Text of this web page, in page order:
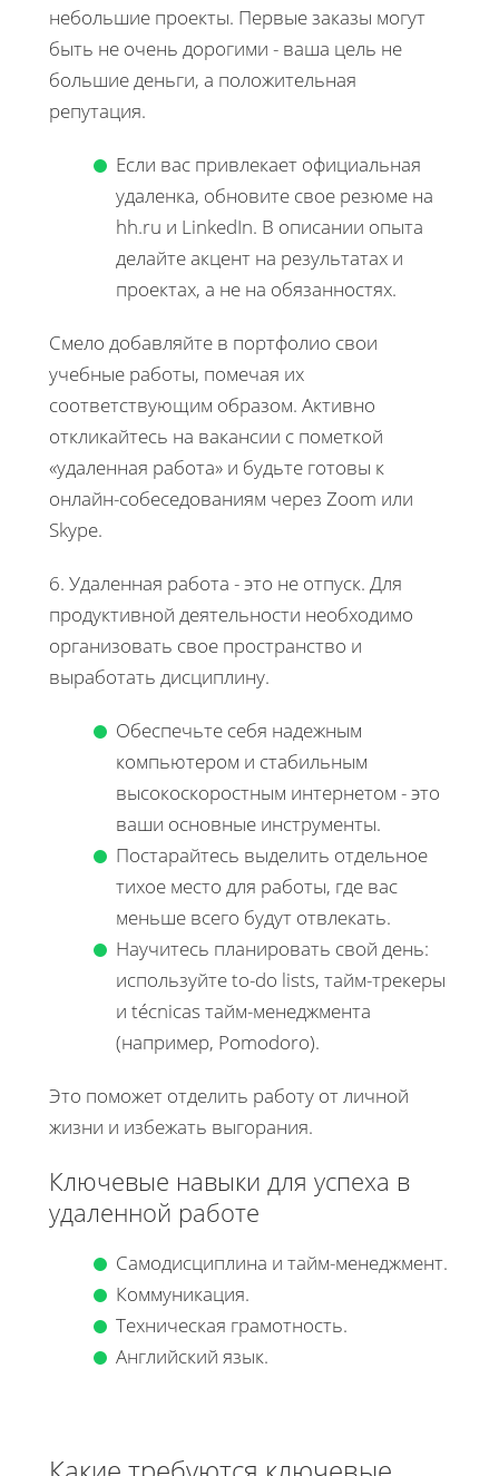
небольшие проекты. Первые заказы могут
быть не очень дорогими - ваша цель не
большие деньги, а положительная
репутация.
Если вас привлекает официальная
удаленка, обновите свое резюме на
hh.ru и LinkedIn. В описании опыта
делайте акцент на результатах и
проектах, а не на обязанностях.
Смело добавляйте в портфолио свои
учебные работы, помечая их
соответствующим образом. Активно
откликайтесь на вакансии с пометкой
«удаленная работа» и будьте готовы к
онлайн-собеседованиям через Zoom или
Skype.
6. Удаленная работа - это не отпуск. Для
продуктивной деятельности необходимо
организовать свое пространство и
выработать дисциплину.
Обеспечьте себя надежным
компьютером и стабильным
высокоскоростным интернетом - это
ваши основные инструменты.
Постарайтесь выделить отдельное
тихое место для работы, где вас
меньше всего будут отвлекать.
Научитесь планировать свой день:
используйте to-do lists, тайм-трекеры
и técnicas тайм-менеджмента
(например, Pomodoro).
Это поможет отделить работу от личной
жизни и избежать выгорания.
Ключевые навыки для успеха в
удаленной работе
Самодисциплина и тайм-менеджмент.
Коммуникация.
Техническая грамотность.
Английский язык.